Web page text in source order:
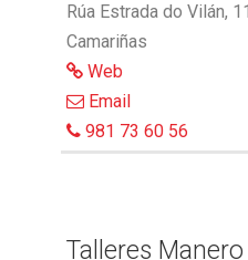
Rúa Estrada do Vilán,
Camariñas
Web
Email
981 73 60 56
Talleres Manero